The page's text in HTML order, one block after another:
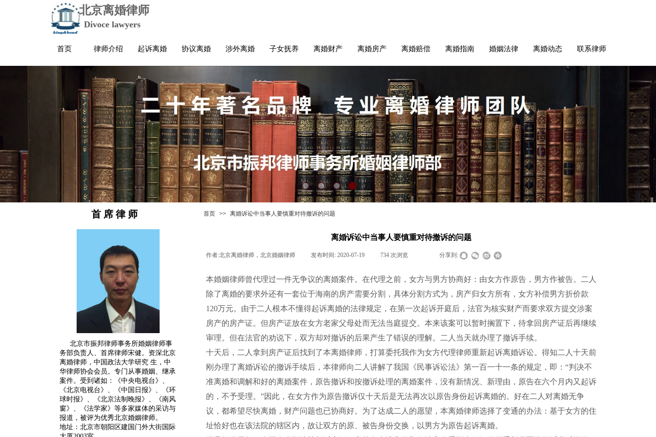
北京离婚律师
Divoce lawyers
首页 律师介绍 起诉离婚 协议离婚 涉外离婚 子女抚养 离婚财产 离婚房产 离婚赔偿 离婚指南 婚姻法律 离婚动态 联系律师
首 席 律 师 首页 >> 离婚诉讼中当事人要慎重对待撤诉的问题
离婚诉讼中当事人要慎重对待撤诉的问题
作者:北京离婚律师，北京婚姻律师 发布时间: 2020-07-19 734 次浏览 分享到:
本婚姻律师曾代理过一件无争议的离婚案件。在代理之前，女方与男方协商好：由女方作原告，男方作被告。二人
除了离婚的要求外还有一套位于海南的房产需要分割，具体分割方式为，房产归女方所有，女方补偿男方折价款
120万元。由于二人根本不懂得起诉离婚的法律规定，在第一次起诉开庭后，法官为核实财产而要求双方提交涉案
房产的房产证。但房产证放在女方老家父母处而无法当庭提交。本来该案可以暂时搁置下，待拿回房产证后再继续
审理。但在法官的劝说下，双方却对撤诉的后果产生了错误的理解。二人当天就办理了撤诉手续。
十天后，二人拿到房产证后找到了本离婚律师 ，打算委托我作为女方代理律师重新起诉离婚诉讼。得知二人十天前
刚办理了离婚诉讼的撤诉手续后，本律师向二人讲解了我国《民事诉讼法》第一百一十一条的规定，即：“判决不
准离婚和调解和好的离婚案件，原告撤诉和按撤诉处理的离婚案件，没有新情况、新理由，原告在六个月内又起诉
的，不予受理。”因此，在女方作为原告撤诉仅十天后是无法再次以原告身份起诉离婚的。好在二人对离婚无争
议，都希望尽快离婚 ，财产问题也已协商好。为了达成二人的愿望，本离婚律师选择了变通的办法：基于女方的住
址恰好也在该法院的辖区内，故让双方的原、被告身份交换，以男方为原告起诉离婚。
北京市振邦律师事务所婚姻律师事
务部负责人、首席律师宋健。 资深北京
离婚律师 ，中国政法大学研究 生，中
华律师协会会员。专门从事婚姻、继承
案件。受到诸如：《中央电视台》、
《北京电视台》、《中国日报》、《环
球时报》、《北京法制晚报》、《南风
窗》、《法学家》等多家媒体的采访与
报道，被评为优秀北京婚姻律师。
地址：北京市朝阳区建国门外大街国际